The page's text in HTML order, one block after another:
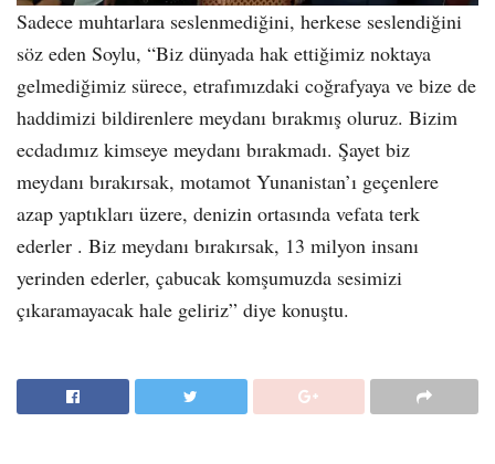
Sadece muhtarlara seslenmediğini, herkese seslendiğini
söz eden Soylu, “Biz dünyada hak ettiğimiz noktaya
gelmediğimiz sürece, etrafımızdaki coğrafyaya ve bize de
haddimizi bildirenlere meydanı bırakmış oluruz. Bizim
ecdadımız kimseye meydanı bırakmadı. Şayet biz
meydanı bırakırsak, motamot Yunanistan’ı geçenlere
azap yaptıkları üzere, denizin ortasında vefata terk
ederler . Biz meydanı bırakırsak, 13 milyon insanı
yerinden ederler, çabucak komşumuzda sesimizi
çıkaramayacak hale geliriz” diye konuştu.